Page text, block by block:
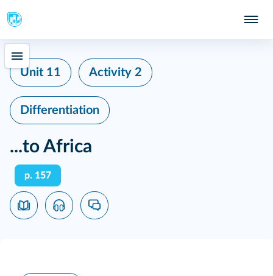
Unit 11 Activity 2
Differentiation
...to Africa
p. 157